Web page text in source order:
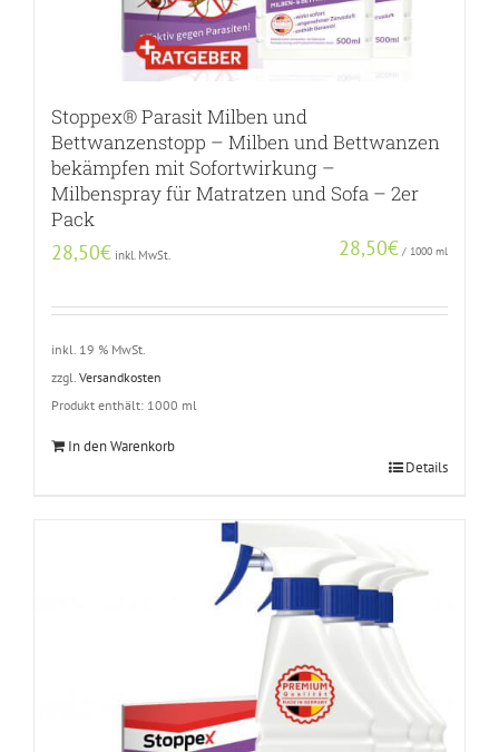
Stoppex® Parasit Milben und
Bettwanzenstopp – Milben und Bettwanzen
bekämpfen mit Sofortwirkung –
Milbenspray für Matratzen und Sofa – 2er
Pack
28,50€ inkl. MwSt. 28,50€ / 1000 ml
inkl. 19 % MwSt.
zzgl. Versandkosten
Produkt enthält: 1000 ml
In den Warenkorb
Details